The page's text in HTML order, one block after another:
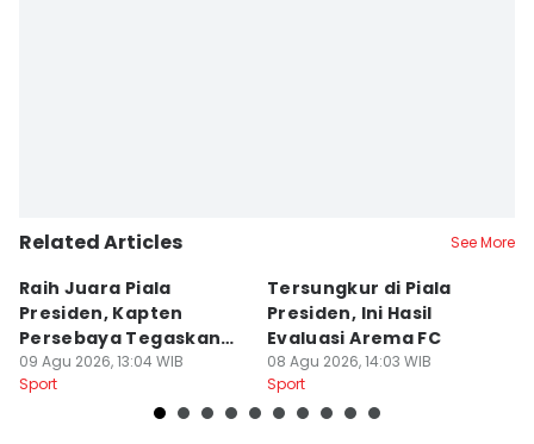
Related Articles See More
Raih Juara Piala
Presiden, Kapten
Persebaya Tegaskan
Punya Misi Besar
09 Agu 2026, 13:04 WIB
Sport
Tersungkur di Piala
Presiden, Ini Hasil
Evaluasi Arema FC
08 Agu 2026, 14:03 WIB
Sport